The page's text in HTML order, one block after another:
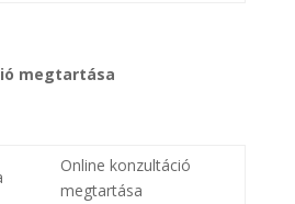
megtartása
Online konzultáció
megtartása